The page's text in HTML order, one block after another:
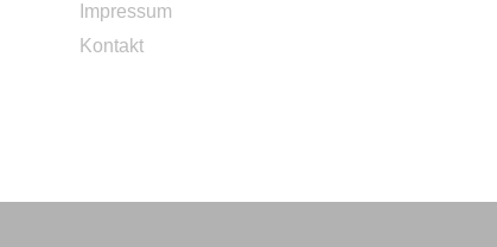
Impressum
Kontakt